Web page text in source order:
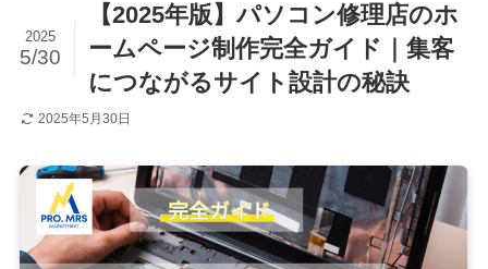
【2025年版】パソコン修理店のホ
ームページ制作完全ガイド｜集客
につながるサイト設計の秘訣
2025
5/30
2025年5月30日